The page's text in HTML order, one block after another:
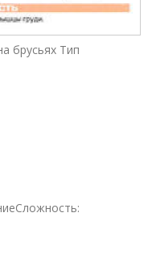
брусьях Тип